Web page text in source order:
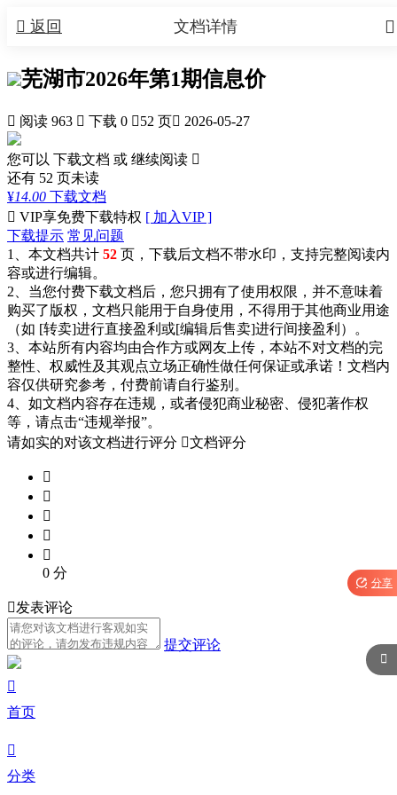
 返回 
文档详情
芜湖市2026年第1期信息价
 阅读 963  下载 0 52 页 2026-05-27
您可以 下载文档 或 继续阅读 
还有 52 页未读
¥14.00 下载文档
 VIP享免费下载特权 [ 加入VIP ]
下载提示 常见问题
1、本文档共计 52 页，下载后文档不带水印，支持完整阅读内
容或进行编辑。
2、当您付费下载文档后，您只拥有了使用权限，并不意味着
购买了版权，文档只能用于自身使用，不得用于其他商业用途
（如 [转卖]进行直接盈利或[编辑后售卖]进行间接盈利）。
3、本站所有内容均由合作方或网友上传，本站不对文档的完
整性、权威性及其观点立场正确性做任何保证或承诺！文档内
容仅供研究参考，付费前请自行鉴别。
4、如文档内容存在违规，或者侵犯商业秘密、侵犯著作权
等，请点击“违规举报”。
请如实的对该文档进行评分 文档评分





0 分
发表评论
提交评论
 分享


首页

分类